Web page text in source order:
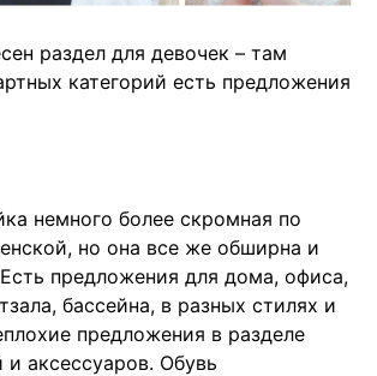
раздел для девочек – там
категорий есть предложения
немного более скромная по
но она все же обширна и
предложения для дома, офиса,
бассейна, в разных стилях и
предложения в разделе
аксессуаров. Обувь